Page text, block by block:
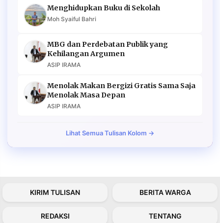
Menghidupkan Buku di Sekolah
Moh Syaiful Bahri
MBG dan Perdebatan Publik yang
Kehilangan Argumen
ASIP IRAMA
Menolak Makan Bergizi Gratis Sama Saja
Menolak Masa Depan
ASIP IRAMA
Lihat Semua Tulisan Kolom →
KIRIM TULISAN BERITA WARGA
REDAKSI TENTANG